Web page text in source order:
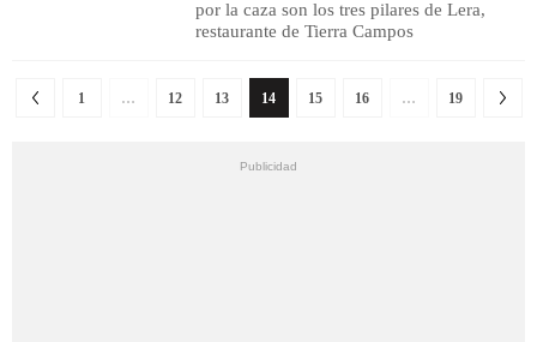
por la caza son los tres pilares de Lera,
restaurante de Tierra Campos
1 … 12 13 14 15 16 … 19